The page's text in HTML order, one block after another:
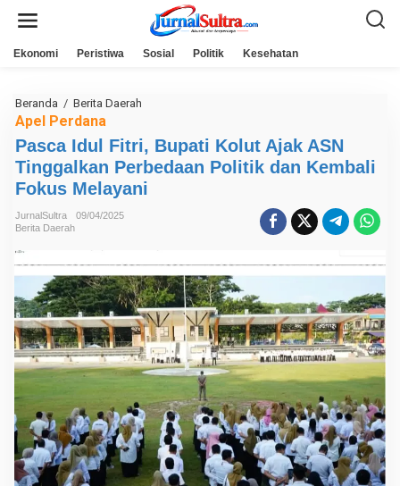
Ekonomi Peristiwa Sosial Politik Kesehatan
Beranda / Berita Daerah
c
a
I
d
u
r
i
,
B
u
p
a
t
i
o
l
u
t
A
j
a
Apel Perdana
Pasca Idul Fitri, Bupati Kolut Ajak ASN
Tinggalkan Perbedaan Politik dan Kembali
Fokus Melayani
JurnalSultra
09/04/2025
Berita Daerah